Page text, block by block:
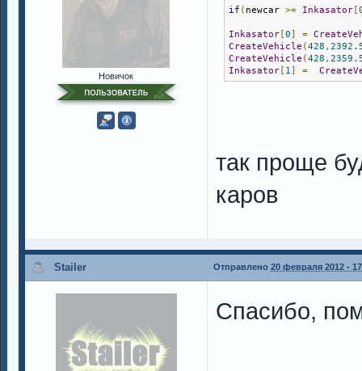
Новичок
if ( newcar >= Inkasator
Inkasator 0 =
CreateVehicle ( 428 ,
CreateVehicle ( 428 ,
Inkasator
1 =
так проще
каров
Stailer Отправлено 20 февраля 2012 -
Спасибо,